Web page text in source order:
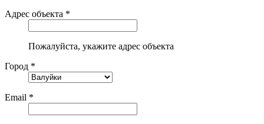
Адрес объекта *
Пожалуйста, укажите адрес объекта
Город *
Email *